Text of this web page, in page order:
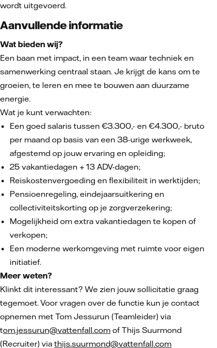
wordt uitgevoerd.
Aanvullende informatie
Wat bieden wij?
Een baan met impact, in een team waar techniek en
samenwerking centraal staan. Je krijgt de kans om te
groeien, te leren en mee te bouwen aan duurzame
energie.
Wat je kunt verwachten:
Een goed salaris tussen €3.300,- en €4.300,- bruto
per maand op basis van een 38-urige werkweek,
afgestemd op jouw ervaring en opleiding;
25 vakantiedagen + 13 ADV-dagen;
Reiskostenvergoeding en flexibiliteit in werktijden;
Pensioenregeling, eindejaarsuitkering en
collectiviteitskorting op je zorgverzekering;
Mogelijkheid om extra vakantiedagen te kopen of
verkopen;
Een moderne werkomgeving met ruimte voor eigen
initiatief.
Meer weten?
Klinkt dit interessant? We zien jouw sollicitatie graag
tegemoet. Voor vragen over de functie kun je contact
opnemen met Tom Jessurun (Teamleider) via
tom.jessurun@vattenfall.com of Thijs Suurmond
(Recruiter) via thijs.suurmond@vattenfall.com